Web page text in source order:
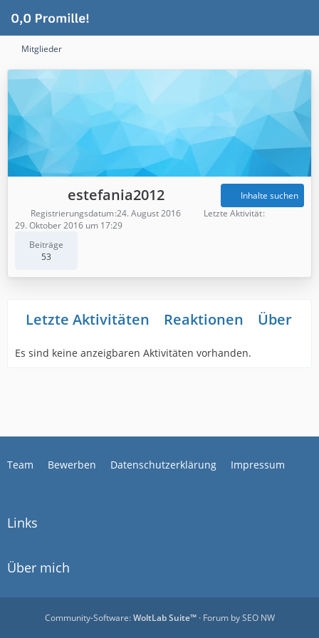
Mitglieder
estefania2012
Beiträge
53
Inhalte suchen
Registrierungsdatum 24. August 2016
Letzte Aktivität
29. Oktober 2016 um 17:29
Letzte Aktivitäten Reaktionen Über
Es sind keine anzeigbaren Aktivitäten vorhanden.
Team Bewerben Datenschutzerklärung Impressum
Links
Über mich
Community-Software:WoltLab Suite™· Forum bySEO NW